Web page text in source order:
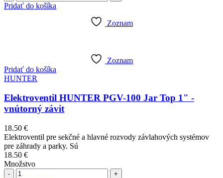
Pridať do košíka
Zoznam
Zoznam
Pridať do košíka
HUNTER
Elektroventil HUNTER PGV-100 Jar Top 1" -
vnútorný závit
18.50 €
Elektroventil pre sekčné a hlavné rozvody závlahových systémov
pre záhrady a parky. Sú
18.50 €
Množstvo
Počet